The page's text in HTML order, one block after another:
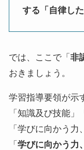
する「自律し
では、ここで「 非
おきましょう。
学習指導要領が示
「知識及び技能」
「学びに向かう
「 学びに向かう力